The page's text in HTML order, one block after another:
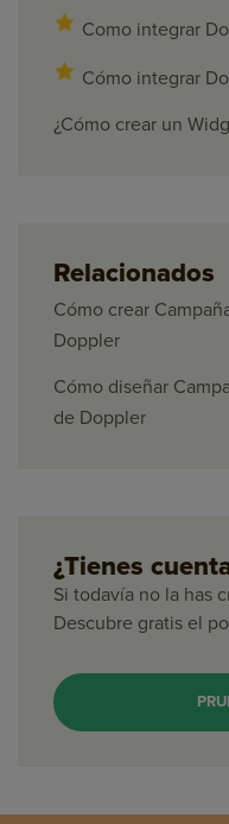
Como integrar
Cómo integrar
¿Cómo crear un
Relacionados
Cómo crear
Doppler
Cómo diseñar
de Doppler
¿Tienes
Si todavía no la has
Descubre gratis el